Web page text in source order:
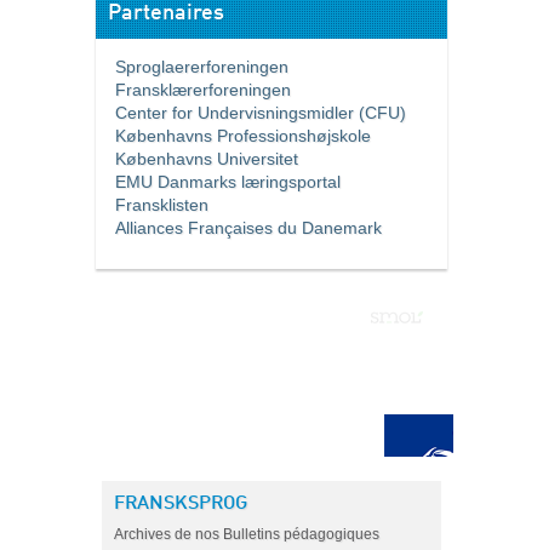
Partenaires
Sproglaererforeningen
Fransklærerforeningen
Center for Undervisningsmidler (CFU)
Københavns Professionshøjskole
Københavns Universitet
EMU Danmarks læringsportal
Fransklisten
Alliances Françaises du Danemark
FRANSKSPROG
Archives de nos Bulletins pédagogiques